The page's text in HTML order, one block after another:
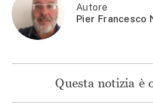
Autore
Pier Francesco
Questa notizia è